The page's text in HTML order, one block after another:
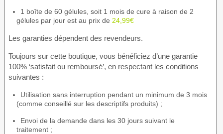
1 boîte de 60 gélules, soit 1 mois de cure à raison de 2
gélules par jour est au prix de 24,99€
Les garanties dépendent des revendeurs.
Toujours sur cette boutique, vous bénéficiez d’une garantie
100% ‘satisfait ou remboursé’, en respectant les conditions
suivantes :
Utilisation sans interruption pendant un minimum de 3 mois
(comme conseillé sur les descriptifs produits) ;
Envoi de la demande dans les 30 jours suivant le
traitement ;